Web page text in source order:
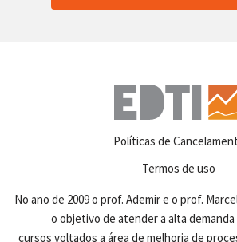
Políticas de
Termos de uso
No ano de 2009 o prof. Ademir e o prof.
o objetivo de atender a alta
cursos voltados a área de melhoria de